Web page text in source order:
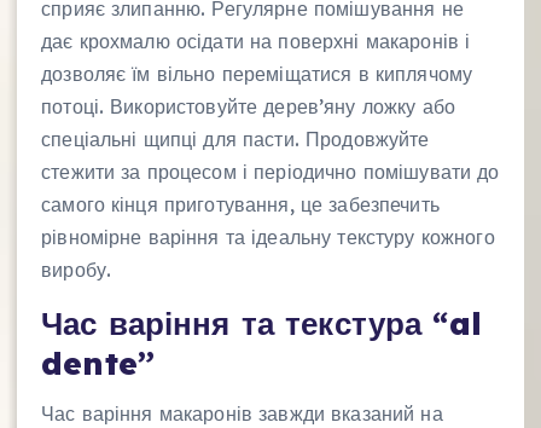
сприяє злипанню. Регулярне помішування не
дає крохмалю осідати на поверхні макаронів і
дозволяє їм вільно переміщатися в киплячому
потоці. Використовуйте дерев’яну ложку або
спеціальні щипці для пасти. Продовжуйте
стежити за процесом і періодично помішувати до
самого кінця приготування, це забезпечить
рівномірне варіння та ідеальну текстуру кожного
виробу.
Час варіння та текстура “al
dente”
Час варіння макаронів завжди вказаний на